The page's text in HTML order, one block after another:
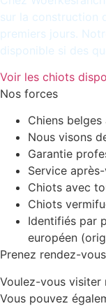
sur la construction
premiers jours.
disponible si des
Voir les chiots
Nos forces
Chiens belges
Nous visons
Garantie
Service
Chiots avec
Chiots
Identifiés par
européen
Prenez rendez-vous
Voulez-vous visiter
Vous pouvez